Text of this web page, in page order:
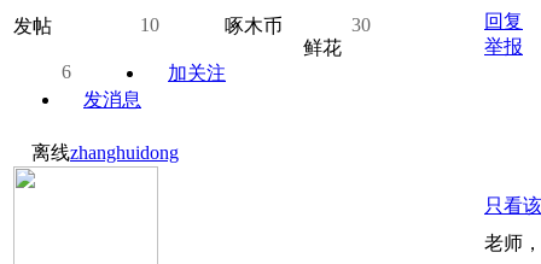
发帖 10 啄木币
30
鲜花
6
加关注
发消息
回复
举报
离线zhanghuidong
只看
老师